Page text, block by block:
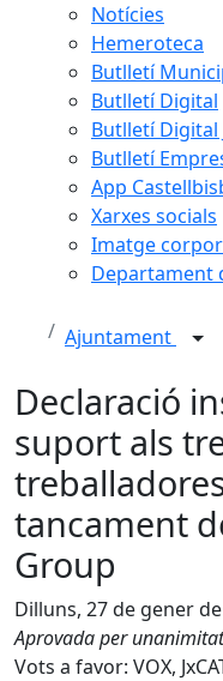
Notícies
Hemeroteca
Butlletí
Butlletí Digital
Butlletí Digital
Butlletí
App
Xarxes socials
Imatge
Departament
Ajuntament
Declaració
suport als
tancament
Group
Dilluns, 27 de gener
Aprovada per unanimitat
Vots a favor: VOX,